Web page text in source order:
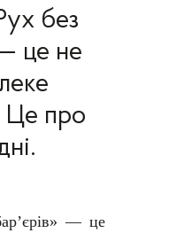
без
— це не
Це про
— це